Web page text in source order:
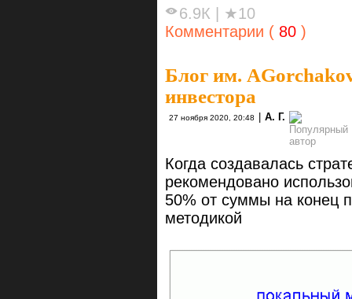
6.9К | ★10
Комментарии ( 80 )
Блог им.
инвестора
27 ноября 2020, 20:48 | А. Г.
Когда создавалась
рекомендовано
50% от суммы на конец
методикой